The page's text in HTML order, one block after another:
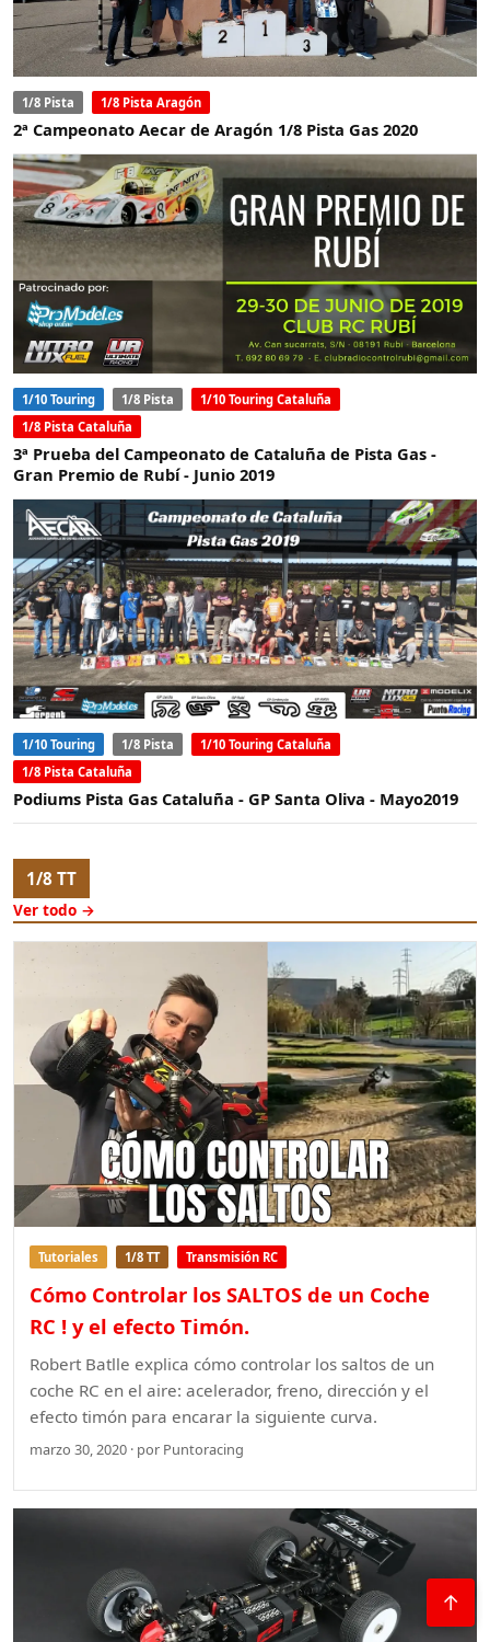
1/8 Pista 1/8 Pista Aragón
2ª Campeonato Aecar de Aragón 1/8 Pista Gas 2020
1/10 Touring 1/8 Pista
1/10 Touring Cataluña
1/8 Pista Cataluña
3ª Prueba del Campeonato de Cataluña de Pista Gas -
Gran Premio de Rubí - Junio 2019
1/10 Touring 1/8 Pista
1/10 Touring Cataluña
1/8 Pista Cataluña
Podiums Pista Gas Cataluña - GP Santa Oliva - Mayo2019
1/8 TT
Ver todo →
Tutoriales 1/8 TT Transmisión RC
Cómo Controlar los SALTOS de un Coche
RC ! y el efecto Timón.
Robert Batlle explica cómo controlar los saltos de un
coche RC en el aire: acelerador, freno, dirección y el
efecto timón para encarar la siguiente curva.
marzo 30, 2020 · por Puntoracing
↑